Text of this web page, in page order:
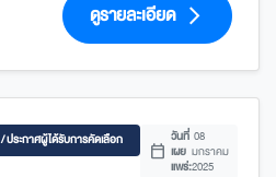
ดูรายละเอียด arrow_forward_ios
ประกาศผู้ได้รับการคัดเลือก
calendar_today
วันที่
เผย
แพร่:
08
มกราคม
2025